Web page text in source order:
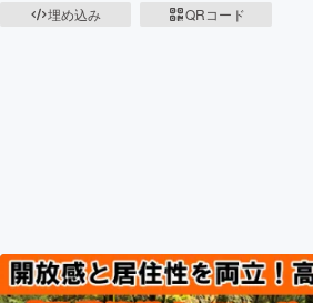
埋め込み
QRコード